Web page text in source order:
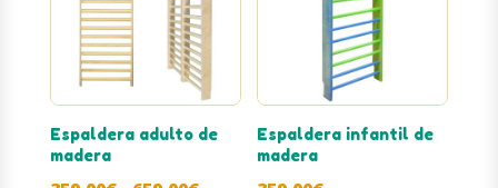
Espaldera adulto de
madera
Espaldera infantil de
madera